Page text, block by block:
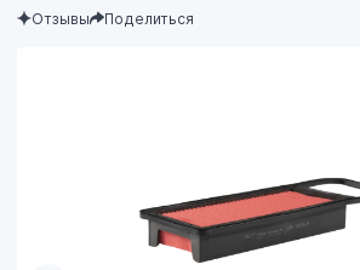
Отзывы Поделиться